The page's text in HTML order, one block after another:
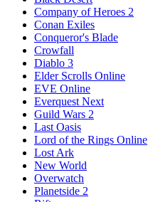
Company of Heroes 2
Conan Exiles
Conqueror's Blade
Crowfall
Diablo 3
Elder Scrolls Online
EVE Online
Everquest Next
Guild Wars 2
Last Oasis
Lord of the Rings Online
Lost Ark
New World
Overwatch
Planetside 2